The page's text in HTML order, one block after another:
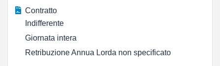
Contratto
Indifferente
Giornata intera
Retribuzione Annua Lorda non specificato